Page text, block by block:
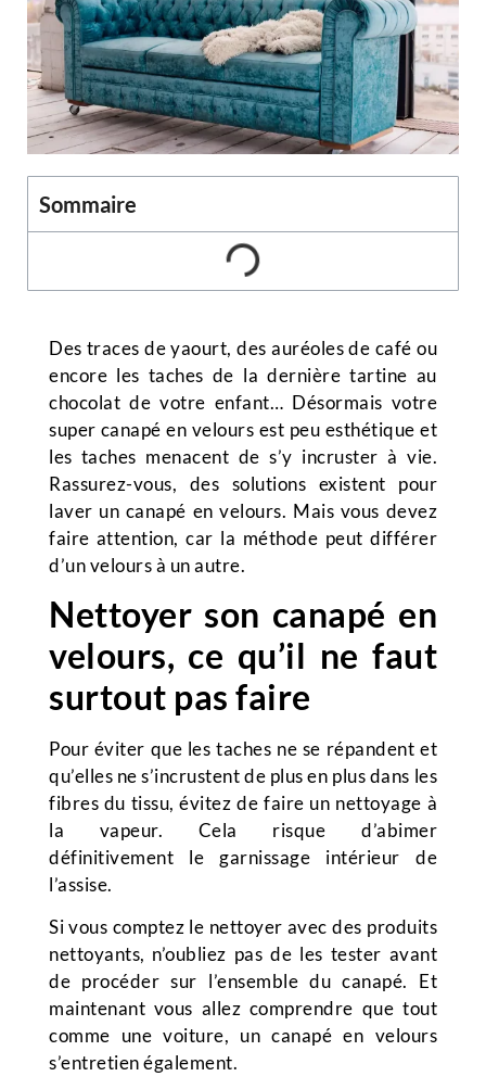
Sommaire
Des traces de yaourt, des auréoles de café ou
encore les taches de la dernière tartine au
chocolat de votre enfant… Désormais votre
super canapé en velours est peu esthétique et
les taches menacent de s’y incruster à vie.
Rassurez-vous, des solutions existent pour
laver un canapé en velours. Mais vous devez
faire attention, car la méthode peut différer
d’un velours à un autre.
Nettoyer son canapé en
velours, ce qu’il ne faut
surtout pas faire
Pour éviter que les taches ne se répandent et
qu’elles ne s’incrustent de plus en plus dans les
fibres du tissu, évitez de faire un nettoyage à
la vapeur. Cela risque d’abimer
définitivement le garnissage intérieur de
l’assise.
Si vous comptez le nettoyer avec des produits
nettoyants, n’oubliez pas de les tester avant
de procéder sur l’ensemble du canapé. Et
maintenant vous allez comprendre que tout
comme une voiture, un canapé en velours
s’entretien également.